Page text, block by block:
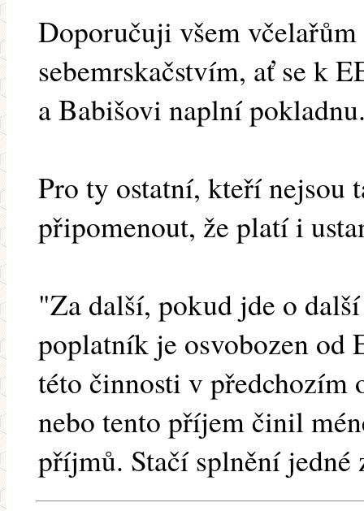
Doporučuji všem
sebemrskačstvím, ať se k
a Babišovi naplní
Pro ty ostatní, kteří nejsou
připomenout, že platí i
"Za další, pokud jde o
poplatník je osvobozen od
této činnosti v předchozím
nebo tento příjem činil
příjmů. Stačí splnění